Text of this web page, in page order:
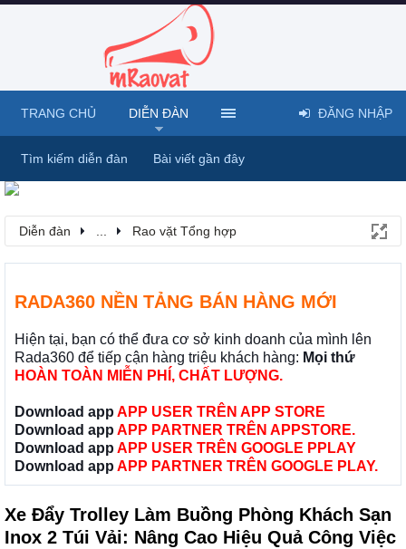
Diễn đàn Rao vặt Tổng hợp
RADA360 NỀN TẢNG BÁN HÀNG MỚI
Hiện tại, bạn có thể đưa cơ sở kinh doanh của mình lên
Rada360 để tiếp cận hàng triệu khách hàng: Mọi thứ
HOÀN TOÀN MIỄN PHÍ, CHẤT LƯỢNG.
Download app APP USER TRÊN APP STORE
Download app APP PARTNER TRÊN APPSTORE.
Download app APP USER TRÊN GOOGLE PPLAY
Download app APP PARTNER TRÊN GOOGLE PLAY.
Xe Đẩy Trolley Làm Buồng Phòng Khách Sạn
Inox 2 Túi Vải: Nâng Cao Hiệu Quả Công Việc
TRANG CHỦ DIỄN ĐÀN
Tìm kiếm diễn đàn Bài viết gần đây
ĐĂNG NHẬP